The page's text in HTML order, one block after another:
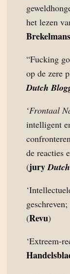
het lezen
Brekelmans
“Fucking
op de zere
Dutch
‘Frontaal
intelligent
de reacties
(jury
(Revu)
‘Extreem-